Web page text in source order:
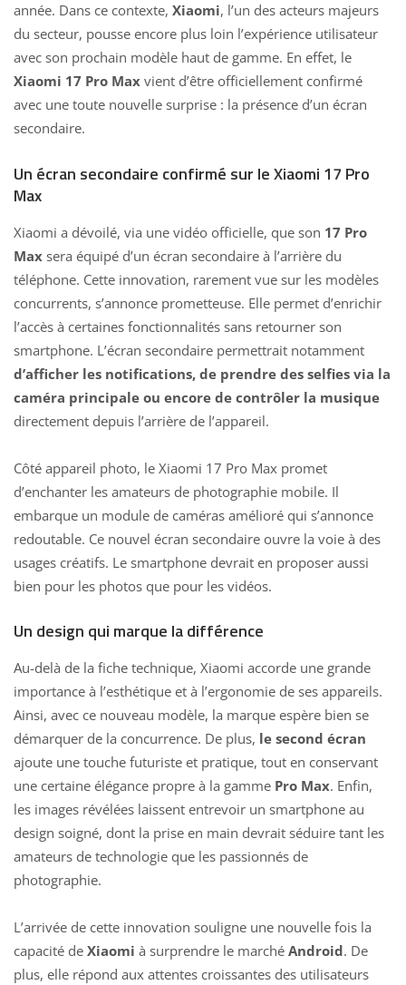
année. Dans ce contexte, Xiaomi, l’un des acteurs majeurs
du secteur, pousse encore plus loin l’expérience utilisateur
avec son prochain modèle haut de gamme. En effet, le
Xiaomi 17 Pro Max vient d’être officiellement confirmé
avec une toute nouvelle surprise : la présence d’un écran
secondaire.
Un écran secondaire confirmé sur le Xiaomi 17 Pro
Max
Xiaomi a dévoilé, via une vidéo officielle, que son 17 Pro
Max sera équipé d’un écran secondaire à l’arrière du
téléphone. Cette innovation, rarement vue sur les modèles
concurrents, s’annonce prometteuse. Elle permet d’enrichir
l’accès à certaines fonctionnalités sans retourner son
smartphone. L’écran secondaire permettrait notamment
d’afficher les notifications, de prendre des selfies via la
caméra principale ou encore de contrôler la musique
directement depuis l’arrière de l’appareil.
Côté appareil photo, le Xiaomi 17 Pro Max promet
d’enchanter les amateurs de photographie mobile. Il
embarque un module de caméras amélioré qui s’annonce
redoutable. Ce nouvel écran secondaire ouvre la voie à des
usages créatifs. Le smartphone devrait en proposer aussi
bien pour les photos que pour les vidéos.
Un design qui marque la différence
Au-delà de la fiche technique, Xiaomi accorde une grande
importance à l’esthétique et à l’ergonomie de ses appareils.
Ainsi, avec ce nouveau modèle, la marque espère bien se
démarquer de la concurrence. De plus, le second écran
ajoute une touche futuriste et pratique, tout en conservant
une certaine élégance propre à la gamme Pro Max. Enfin,
les images révélées laissent entrevoir un smartphone au
design soigné, dont la prise en main devrait séduire tant les
amateurs de technologie que les passionnés de
photographie.
L’arrivée de cette innovation souligne une nouvelle fois la
capacité de Xiaomi à surprendre le marché Android. De
plus, elle répond aux attentes croissantes des utilisateurs